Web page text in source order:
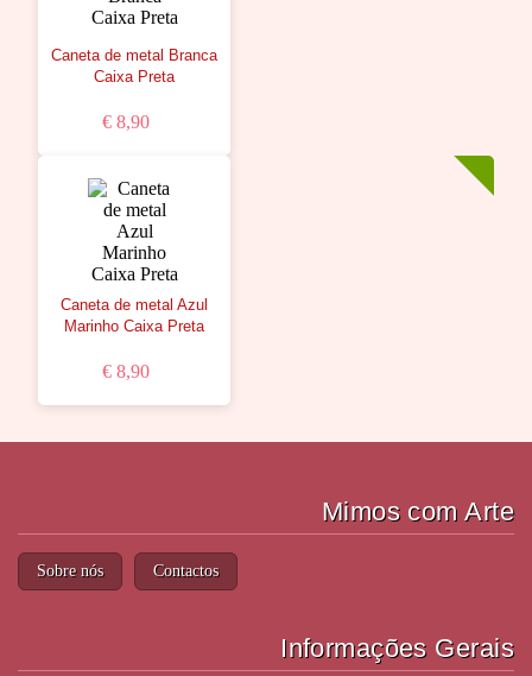
Caneta de metal Branca
Caixa Preta
€ 8,90
Caneta de metal Azul
Marinho Caixa Preta
€ 8,90
Mimos com Arte
Sobre nós Contactos
Informações Gerais